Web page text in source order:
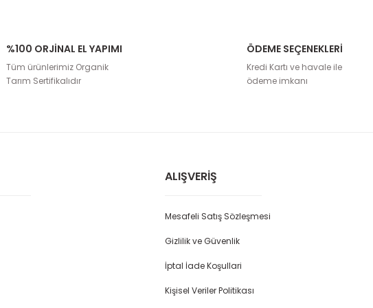
yetersiz gördüğünüz noktaları öneri formunu kullanarak tarafımıza iletebilirsiniz.
Gönder
%100 ORJİNAL EL YAPIMI
Tüm ürünlerimiz Organik
Tarım Sertifikalıdır
ÖDEME SEÇENEKLERİ
Kredi Kartı ve havale ile
ödeme imkanı
ALIŞVERIŞ
Mesafeli Satış Sözleşmesi
Gizlilik ve Güvenlik
İptal İade Koşullari
Kişisel Veriler Politikası